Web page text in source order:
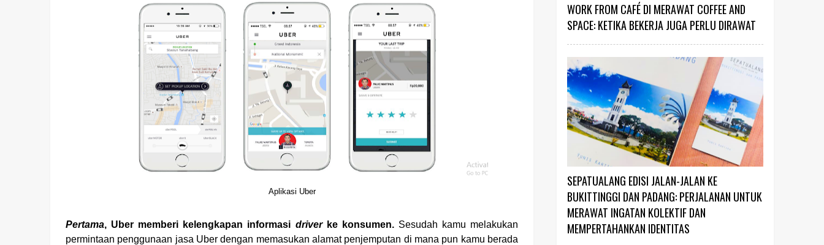
Aplikasi Uber
Pertama, Uber memberi kelengkapan informasi driverke konsumen.Sesudah kamu melakukan
permintaan penggunaan jasa Uber dengan memasukan alamat penjemputan di mana pun kamu berada
WORK FROM CAFÉ DI MERAWAT COFFEE AND
SPACE: KETIKA BEKERJA JUGA PERLU DIRAWAT
SEPATUALANG EDISI JALAN-JALAN KE
BUKITTINGGI DAN PADANG: PERJALANAN UNTUK
MERAWAT INGATAN KOLEKTIF DAN
MEMPERTAHANKAN IDENTITAS